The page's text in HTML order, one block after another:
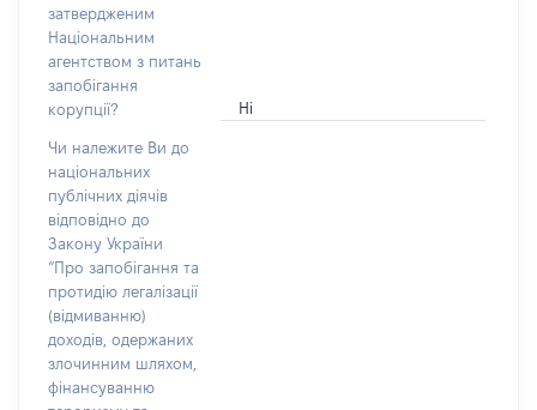
затвердженим
Національним
агентством з питань
запобігання
корупції?
Ні
Чи належите Ви до
національних
публічних діячів
відповідно до
Закону України
“Про запобігання та
протидію легалізації
(відмиванню)
доходів, одержаних
злочинним шляхом,
фінансуванню